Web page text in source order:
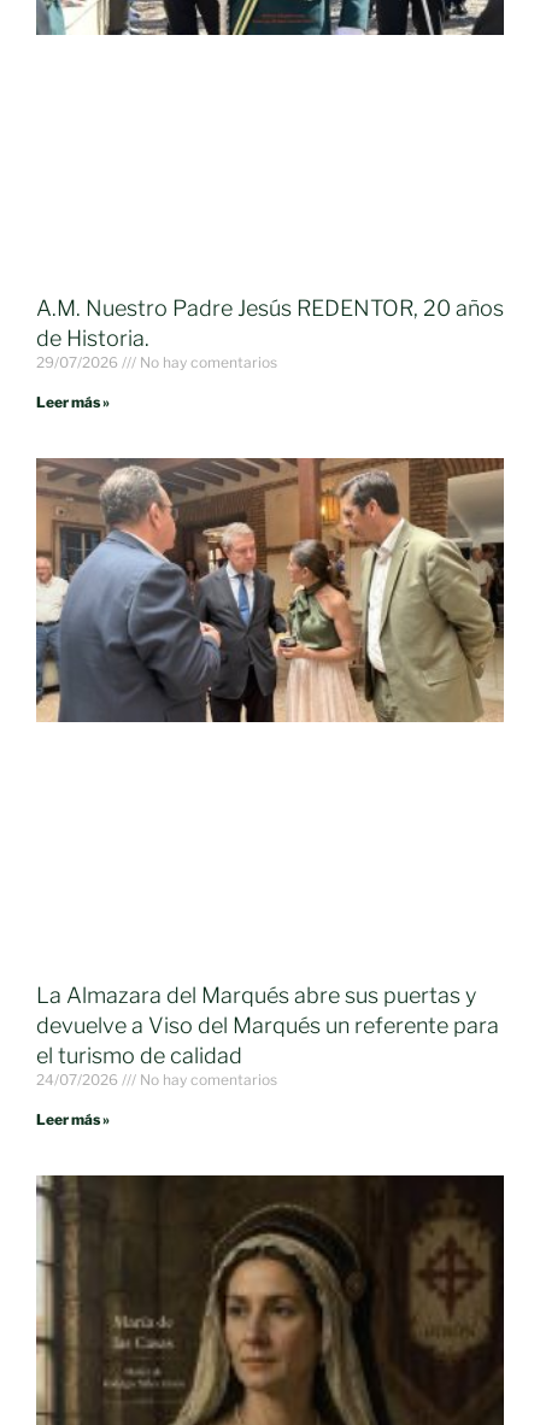
A.M. Nuestro Padre Jesús REDENTOR, 20 años
de Historia.
29/07/2026 No hay comentarios
Leer más »
La Almazara del Marqués abre sus puertas y
devuelve a Viso del Marqués un referente para
el turismo de calidad
24/07/2026 No hay comentarios
Leer más »